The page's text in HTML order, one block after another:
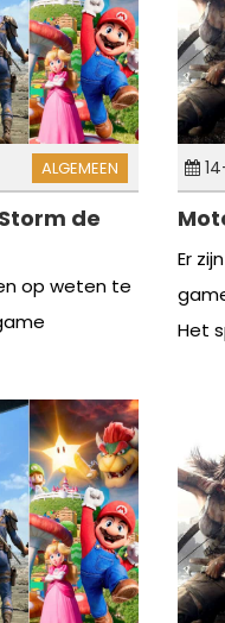
ALGEMEEN
de
op weten te
Er
Het